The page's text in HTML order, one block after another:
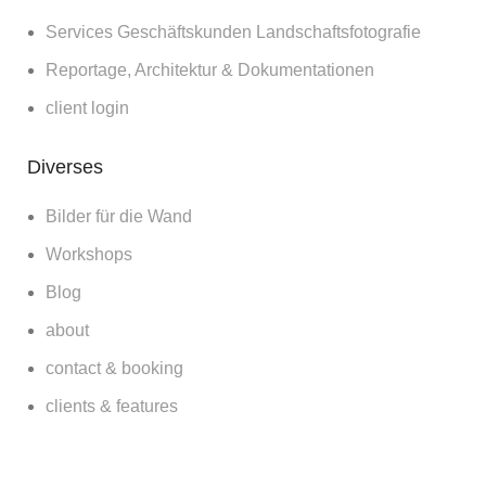
Services Geschäftskunden Landschaftsfotografie
Reportage, Architektur & Dokumentationen
client login
Diverses
Bilder für die Wand
Workshops
Blog
about
contact & booking
clients & features